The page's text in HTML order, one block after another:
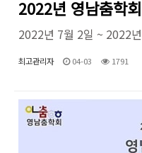
2022년 영남춤학
2022년 7월 2일 ~ 2022
최고관리자 04-03 1791